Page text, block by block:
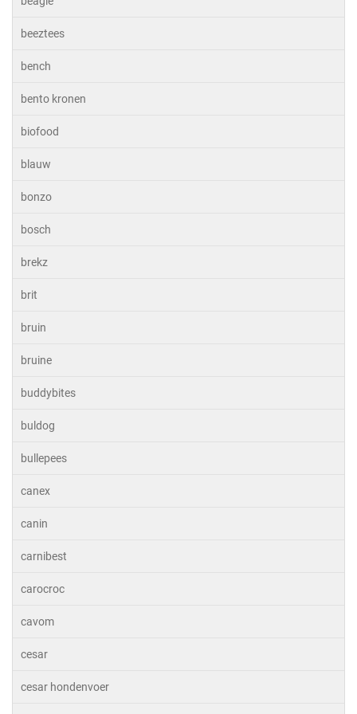
beeztees
bench
bento kronen
biofood
blauw
bonzo
bosch
brekz
brit
bruin
bruine
buddybites
buldog
bullepees
canex
canin
carnibest
carocroc
cavom
cesar
cesar hondenvoer